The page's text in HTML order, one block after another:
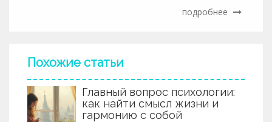
подробнее
Похожие статьи
Главный вопрос психологии:
как найти смысл жизни и
гармонию с собой